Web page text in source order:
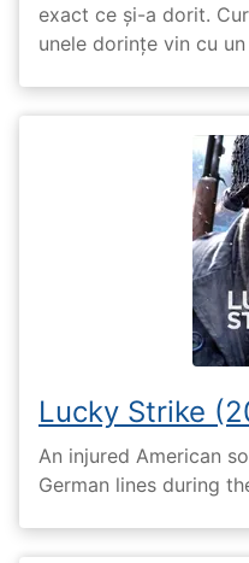
exact ce și-a dorit.
unele dorințe vin cu
Lucky Strike
An injured American
German lines during